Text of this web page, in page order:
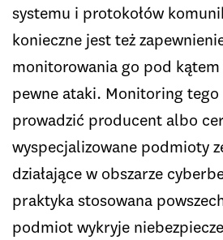
systemu i protokołów
konieczne jest też
monitorowania go pod
pewne ataki. Monitoring tego
prowadzić producent albo
wyspecjalizowane podmioty
działające w obszarze
praktyka stosowana
podmiot wykryje